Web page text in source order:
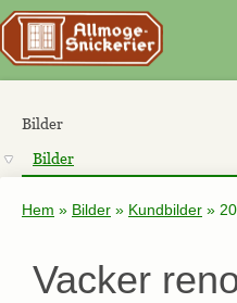
Bilder
Bilder
Hem » Bilder » Kundbilder »
Vacker